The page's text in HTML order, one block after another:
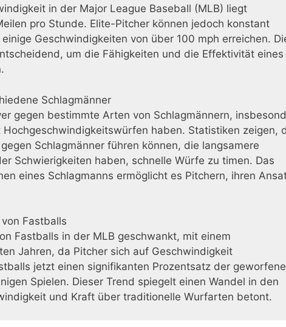
in der Major League Baseball (MLB) liegt
pro Stunde. Elite-Pitcher können jedoch konstant
Geschwindigkeiten von über 100 mph erreichen.
um die Fähigkeiten und die Effektivität eines
Schlagmänner
gegen bestimmte Arten von Schlagmännern,
haben. Statistiken zeigen,
Schlagmänner führen können, die langsamere
Schwierigkeiten haben, schnelle Würfe zu timen. Das
eines Schlagmanns ermöglicht es Pitchern, ihren
Fastballs
Fastballs in der MLB geschwankt, mit einem
Jahren, da Pitcher sich auf Geschwindigkeit
jetzt einen signifikanten Prozentsatz der
Spielen. Dieser Trend spiegelt einen Wandel in den
und Kraft über traditionelle Wurfarten betont.